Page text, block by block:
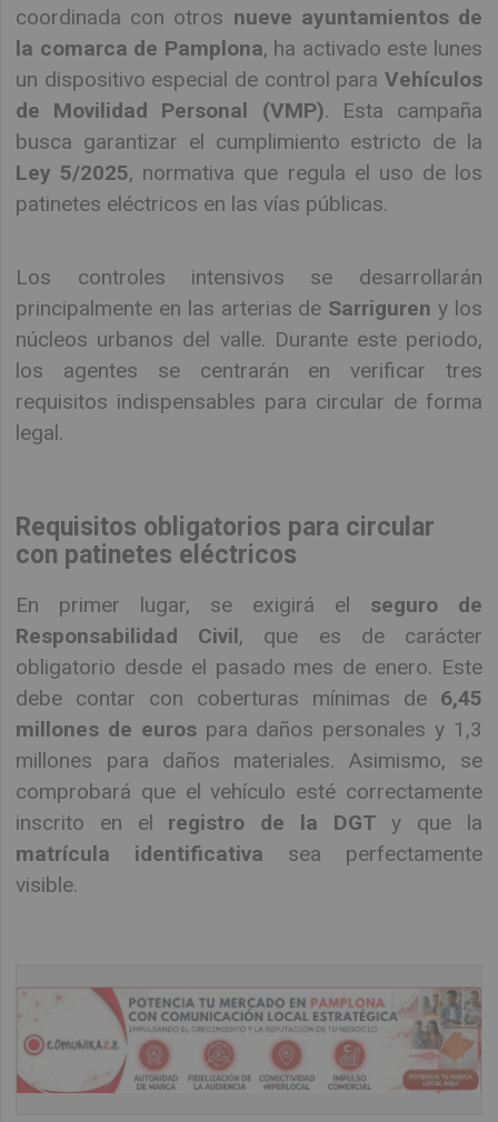
coordinada con otros nueve ayuntamientos de
la comarca de Pamplona, ha activado este lunes
un dispositivo especial de control para Vehículos
de Movilidad Personal (VMP). Esta campaña
busca garantizar el cumplimiento estricto de la
Ley 5/2025, normativa que regula el uso de los
patinetes eléctricos en las vías públicas.
Los controles intensivos se desarrollarán
principalmente en las arterias de Sarriguren y los
núcleos urbanos del valle. Durante este periodo,
los agentes se centrarán en verificar tres
requisitos indispensables para circular de forma
legal.
Requisitos obligatorios para circular
con patinetes eléctricos
En primer lugar, se exigirá el seguro de
Responsabilidad Civil, que es de carácter
obligatorio desde el pasado mes de enero. Este
debe contar con coberturas mínimas de 6,45
millones de eurospara daños personales y 1,3
millones para daños materiales. Asimismo, se
comprobará que el vehículo esté correctamente
inscrito en el registro de la DGT y que la
matrícula identificativa sea perfectamente
visible.